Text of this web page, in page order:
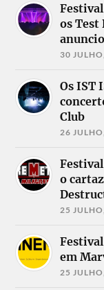
os Test
30
Os IST
Club
26
o
25
em
25